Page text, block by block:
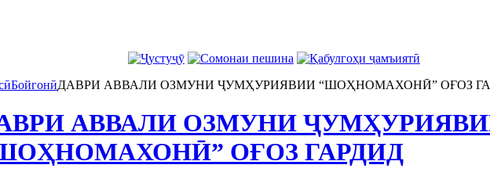
БойгонӣДАВРИ АВВАЛИ ОЗМУНИ ҶУМҲУРИЯВИИ “ШОҲНОМАХОНӢ” ОҒОЗ
АВВАЛИ ОЗМУНИ
ОҒОЗ ГАРДИД